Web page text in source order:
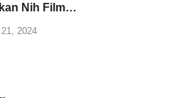
Nih Film…
2024